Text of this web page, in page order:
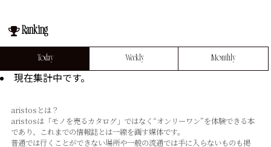
Ranking
Today Weekly Monthly
現在集計中です。
aristosとは？
aristosは「モノを売るカタログ」ではなく“オンリーワン”を体験できる本
であり、これまでの情報誌とは⼀線を画す媒体です。
普通では⾏くことができない場所や⼀般の流通では⼿に⼊らないものも掲